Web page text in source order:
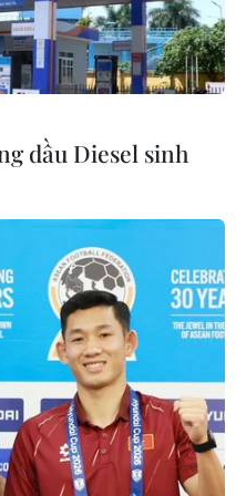
từ đêm
vụ
chất ma
gỗ ở
Quốc
dầu Diesel sinh